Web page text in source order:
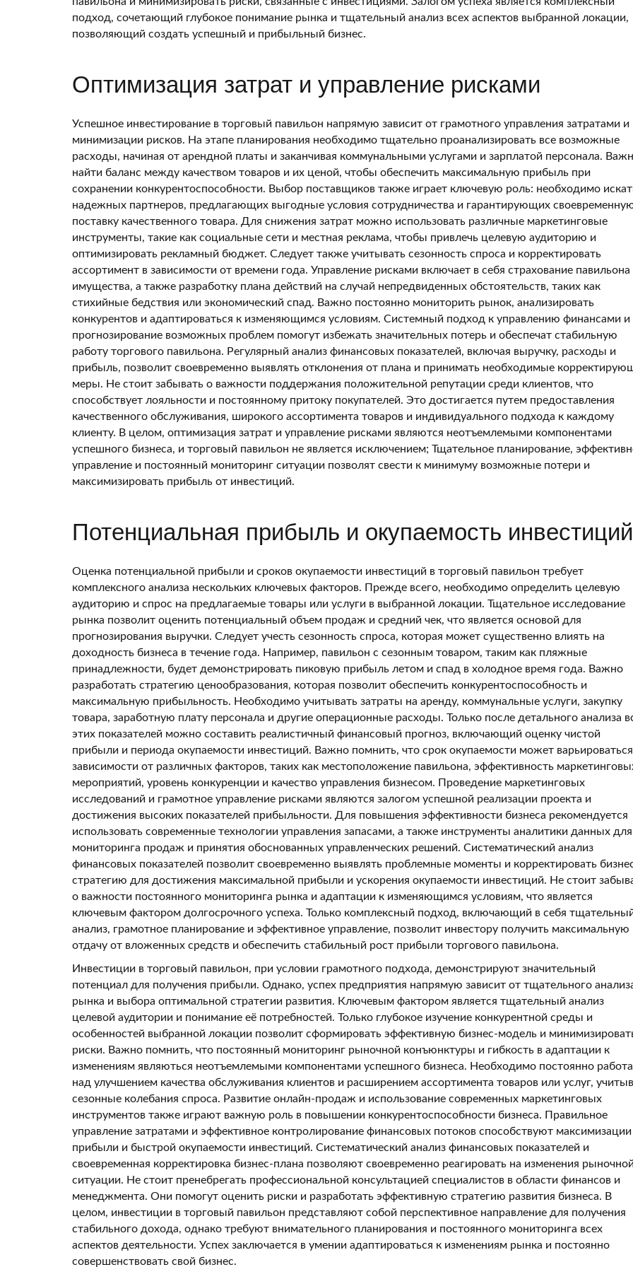
подход, сочетающий глубокое понимание рынка и тщательный анализ всех аспектов выбранной локации,
позволяющий создать успешный и прибыльный бизнес.
Оптимизация затрат и управление рисками
Успешное инвестирование в торговый павильон напрямую зависит от грамотного управления затратами и
минимизации рисков. На этапе планирования необходимо тщательно проанализировать все возможные
расходы, начиная от арендной платы и заканчивая коммунальными услугами и зарплатой персонала.
найти баланс между качеством товаров и их ценой, чтобы обеспечить максимальную прибыль при
сохранении конкурентоспособности. Выбор поставщиков также играет ключевую роль: необходимо
надежных партнеров, предлагающих выгодные условия сотрудничества и гарантирующих
поставку качественного товара. Для снижения затрат можно использовать различные маркетинговые
инструменты, такие как социальные сети и местная реклама, чтобы привлечь целевую аудиторию и
оптимизировать рекламный бюджет. Следует также учитывать сезонность спроса и корректировать
ассортимент в зависимости от времени года. Управление рисками включает в себя страхование павильона
имущества, а также разработку плана действий на случай непредвиденных обстоятельств, таких как
стихийные бедствия или экономический спад. Важно постоянно мониторить рынок, анализировать
конкурентов и адаптироваться к изменяющимся условиям. Системный подход к управлению финансами и
прогнозирование возможных проблем помогут избежать значительных потерь и обеспечат стабильную
работу торгового павильона. Регулярный анализ финансовых показателей, включая выручку, расходы и
прибыль, позволит своевременно выявлять отклонения от плана и принимать необходимые
меры. Не стоит забывать о важности поддержания положительной репутации среди клиентов, что
способствует лояльности и постоянному притоку покупателей. Это достигается путем предоставления
качественного обслуживания, широкого ассортимента товаров и индивидуального подхода к каждому
клиенту. В целом, оптимизация затрат и управление рисками являются неотъемлемыми компонентами
успешного бизнеса, и торговый павильон не является исключением; Тщательное планирование,
управление и постоянный мониторинг ситуации позволят свести к минимуму возможные потери и
максимизировать прибыль от инвестиций.
Потенциальная прибыль и окупаемость инвестиций
Оценка потенциальной прибыли и сроков окупаемости инвестиций в торговый павильон требует
комплексного анализа нескольких ключевых факторов. Прежде всего, необходимо определить целевую
аудиторию и спрос на предлагаемые товары или услуги в выбранной локации. Тщательное исследование
рынка позволит оценить потенциальный объем продаж и средний чек, что является основой для
прогнозирования выручки. Следует учесть сезонность спроса, которая может существенно влиять на
доходность бизнеса в течение года. Например, павильон с сезонным товаром, таким как пляжные
принадлежности, будет демонстрировать пиковую прибыль летом и спад в холодное время года. Важно
разработать стратегию ценообразования, которая позволит обеспечить конкурентоспособность и
максимальную прибыльность. Необходимо учитывать затраты на аренду, коммунальные услуги, закупку
товара, заработную плату персонала и другие операционные расходы. Только после детального анализа
этих показателей можно составить реалистичный финансовый прогноз, включающий оценку чистой
прибыли и периода окупаемости инвестиций. Важно помнить, что срок окупаемости может
зависимости от различных факторов, таких как местоположение павильона, эффективность
мероприятий, уровень конкуренции и качество управления бизнесом. Проведение маркетинговых
исследований и грамотное управление рисками являются залогом успешной реализации проекта и
достижения высоких показателей прибыльности. Для повышения эффективности бизнеса рекомендуется
использовать современные технологии управления запасами, а также инструменты аналитики данных для
мониторинга продаж и принятия обоснованных управленческих решений. Систематический анализ
финансовых показателей позволит своевременно выявлять проблемные моменты и корректировать
стратегию для достижения максимальной прибыли и ускорения окупаемости инвестиций. Не стоит
о важности постоянного мониторинга рынка и адаптации к изменяющимся условиям, что является
ключевым фактором долгосрочного успеха. Только комплексный подход, включающий в себя
анализ, грамотное планирование и эффективное управление, позволит инвестору получить максимальную
отдачу от вложенных средств и обеспечить стабильный рост прибыли торгового павильона.
Инвестиции в торговый павильон, при условии грамотного подхода, демонстрируют значительный
потенциал для получения прибыли. Однако, успех предприятия напрямую зависит от тщательного
рынка и выбора оптимальной стратегии развития. Ключевым фактором является тщательный анализ
целевой аудитории и понимание её потребностей. Только глубокое изучение конкурентной среды и
особенностей выбранной локации позволит сформировать эффективную бизнес-модель и
риски. Важно помнить, что постоянный мониторинг рыночной конъюнктуры и гибкость в адаптации к
изменениям являються неотъемлемыми компонентами успешного бизнеса. Необходимо постоянно
над улучшением качества обслуживания клиентов и расширением ассортимента товаров или услуг,
сезонные колебания спроса. Развитие онлайн-продаж и использование современных маркетинговых
инструментов также играют важную роль в повышении конкурентоспособности бизнеса. Правильное
управление затратами и эффективное контролирование финансовых потоков способствуют максимизации
прибыли и быстрой окупаемости инвестиций. Систематический анализ финансовых показателей и
своевременная корректировка бизнес-плана позволяют своевременно реагировать на изменения рыночной
ситуации. Не стоит пренебрегать профессиональной консультацией специалистов в области финансов и
менеджмента. Они помогут оценить риски и разработать эффективную стратегию развития бизнеса. В
целом, инвестиции в торговый павильон представляют собой перспективное направление для получения
стабильного дохода, однако требуют внимательного планирования и постоянного мониторинга всех
аспектов деятельности. Успех заключается в умении адаптироваться к изменениям рынка и постоянно
совершенствовать свой бизнес.